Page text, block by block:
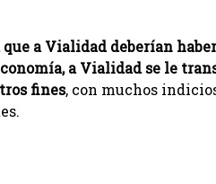
a Vialidad deberían
a Vialidad se le
fines, con muchos